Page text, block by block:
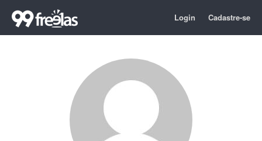
Login Cadastre-se